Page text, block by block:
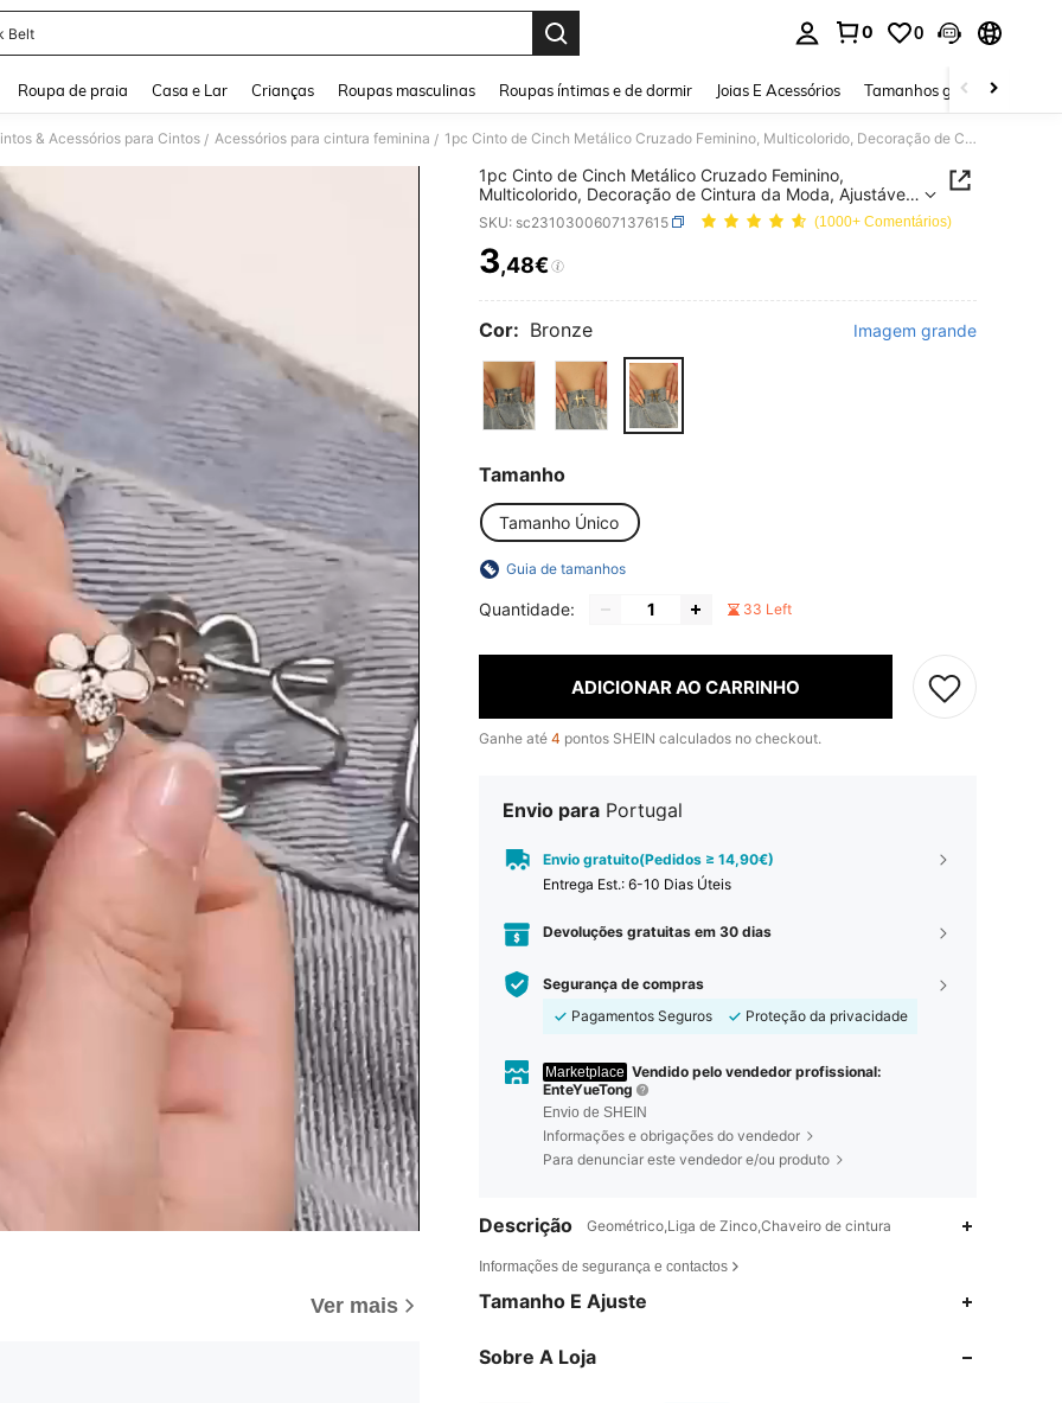
Belt
0 0
Roupa de praia Casa e Lar Crianças Roupas masculinas Roupas íntimas e de dormir Joias E Acessórios Tamanhos grandes
& Acessórios para Cintos / Acessórios para cintura feminina / 1pc Cinto de Cinch Metálico Cruzado Feminino, Multicolorido, Decoração de Cintura da Moda, Ajustável para Vestidos e Calças, Acessório Ideal para o Dia a Dia no Verão e Presente para Melhor Amigo
Ver mais
1pc Cinto de Cinch Metálico Cruzado Feminino,
Multicolorido, Decoração de Cintura da Moda, Ajustável
para Vestidos e Calças, Acessório Ideal para o Dia a Dia
no Verão e Presente para Melhor Amigo
SKU: sc2310300607137615 (1000+ Comentários)
PRICE AND AVAILABILITY
3,48€
Cor: Bronze Imagem grande
Tamanho
Tamanho Único
Guia de tamanhos
Quantidade: 33 Left
ADICIONAR AO CARRINHO
Ganhe até 4 pontos SHEIN calculados no checkout.
Envio para Portugal
Envio gratuito(Pedidos ≥ 14,90€)
Entrega Est.: 6-10 Dias Úteis
Devoluções gratuitas em 30 dias
Segurança de compras
Pagamentos Seguros
Proteção da privacidade
Marketplace Vendido pelo vendedor profissional:
EnteYueTong
Envio de SHEIN
Informações e obrigações do vendedor
Para denunciar este vendedor e/ou produto
Descrição Geométrico,Liga de Zinco,Chaveiro de cintura
Informações de segurança e contactos
Tamanho E Ajuste
Sobre A Loja
4,87
4,87